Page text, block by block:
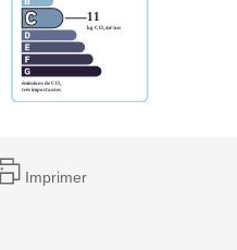
Imprimer